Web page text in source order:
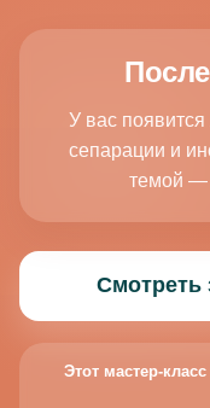
У вас
сепарации и
темой —
Смотреть
Этот мастер-